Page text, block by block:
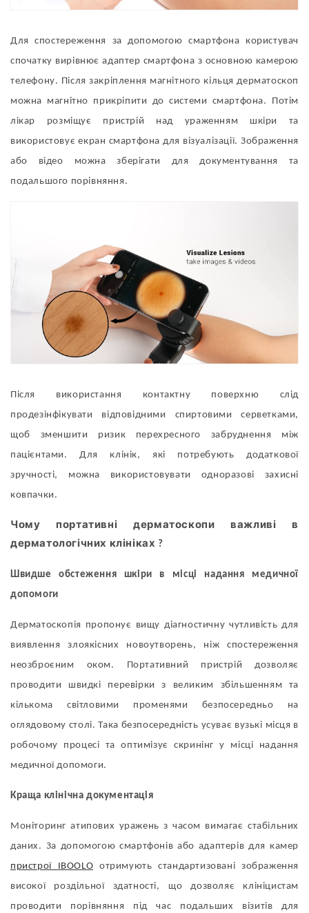
Для спостереження за допомогою смартфона користувач
спочатку вирівнює адаптер смартфона з основною камерою
телефону. Після закріплення магнітного кільця дерматоскоп
можна магнітно прикріпити до системи смартфона. Потім
лікар розміщує пристрій над ураженням шкіри та
використовує екран смартфона для візуалізації. Зображення
або відео можна зберігати для документування та
подальшого порівняння.
Після використання контактну поверхню слід
продезінфікувати відповідними спиртовими серветками,
щоб зменшити ризик перехресного забруднення між
пацієнтами. Для клінік, які потребують додаткової
зручності, можна використовувати одноразові захисні
ковпачки.
Чому портативні дерматоскопи важливі в
дерматологічних клініках ?
Швидше обстеження шкіри в місці надання медичної
допомоги
Дерматоскопія пропонує вищу діагностичну чутливість для
виявлення злоякісних новоутворень, ніж спостереження
неозброєним оком. Портативний пристрій дозволяє
проводити швидкі перевірки з великим збільшенням та
кількома світловими променями безпосередньо на
оглядовому столі. Така безпосередність усуває вузькі місця в
робочому процесі та оптимізує скринінг у місці надання
медичної допомоги.
Краща клінічна документація
Моніторинг атипових уражень з часом вимагає стабільних
даних. За допомогою смартфонів або адаптерів для камер
пристрої IBOOLO отримують стандартизовані зображення
високої роздільної здатності, що дозволяє клініцистам
проводити порівняння під час подальших візитів для